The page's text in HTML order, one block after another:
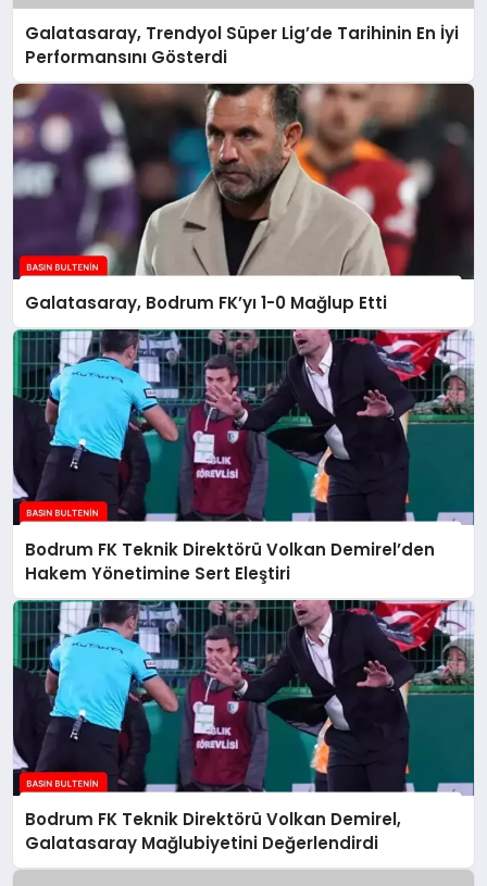
Galatasaray, Trendyol Süper Lig’de Tarihinin En İyi
Performansını Gösterdi
Galatasaray, Bodrum FK’yı 1-0 Mağlup Etti
Bodrum FK Teknik Direktörü Volkan Demirel’den
Hakem Yönetimine Sert Eleştiri
Bodrum FK Teknik Direktörü Volkan Demirel,
Galatasaray Mağlubiyetini Değerlendirdi